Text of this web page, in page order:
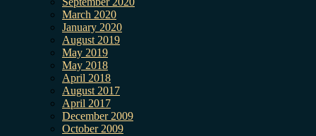
March 2020
January 2020
August 2019
May 2019
May 2018
April 2018
August 2017
April 2017
December 2009
October 2009